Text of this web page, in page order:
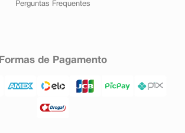
Perguntas Frequentes
Formas de Pagamento